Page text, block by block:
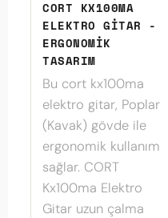
CORT KX100MA
ELEKTRO GITAR -
ERGONOMIK
TASARIM
Bu cort kx100ma
elektro gitar, Poplar
(Kavak) gövde ile
ergonomik kullanım
sağlar. CORT
Kx100ma Elektro
Gitar uzun çalma